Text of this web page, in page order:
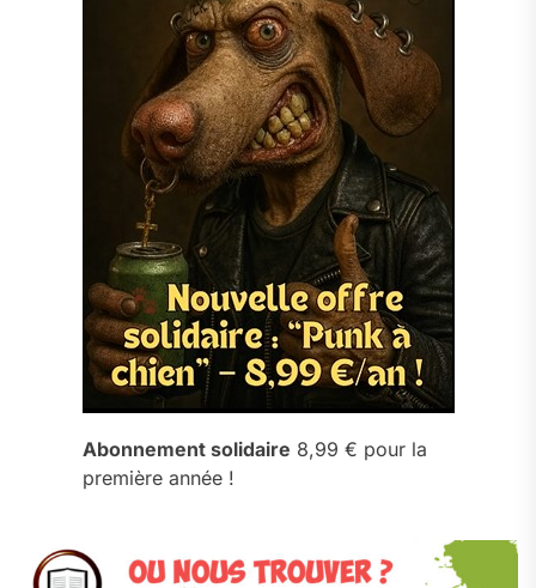
Abonnement solidaire 8,99 € pour la
première année !